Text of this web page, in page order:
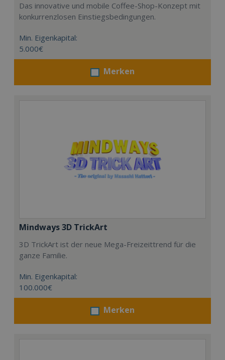
Das innovative und mobile Coffee-Shop-Konzept mit
konkurrenzlosen Einstiegsbedingungen.
Min. Eigenkapital:
5.000€
Merken
Mindways 3D TrickArt
3D TrickArt ist der neue Mega-Freizeittrend für die
ganze Familie.
Min. Eigenkapital:
100.000€
Merken